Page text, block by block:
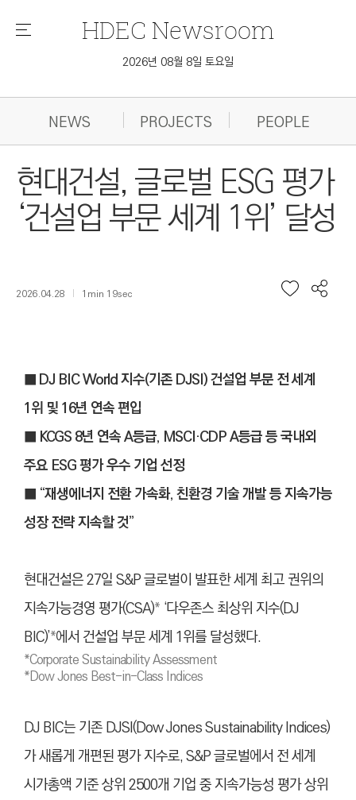
메
HDEC Newsroom
2026년 08월 8일 토요일
NEWS PROJECTS PEOPLE
현대건설, 글로벌 ESG 평가
‘건설업 부문 세계 1위’ 달성
2026.04.28 1min 19sec
■ DJ BIC World 지수(기존 DJSI) 건설업 부문 전 세계
1위 및 16년 연속 편입
■ KCGS 8년 연속 A등급, MSCI·CDP A등급 등 국내외
주요 ESG 평가 우수 기업 선정
■ “재생에너지 전환 가속화, 친환경 기술 개발 등 지속가능
성장 전략 지속할 것”
현대건설은 27일 S&P 글로벌이 발표한 세계 최고 권위의
지속가능경영 평가(CSA)* ‘다우존스 최상위 지수(DJ
BIC)’*에서 건설업 부문 세계 1위를 달성했다.
*Corporate Sustainability Assessment
*Dow Jones Best-in-Class Indices
DJ BIC는 기존 DJSI(Dow Jones Sustainability Indices)
가 새롭게 개편된 평가 지수로, S&P 글로벌에서 전 세계
시가총액 기준 상위 2500개 기업 중 지속가능성 평가 상위